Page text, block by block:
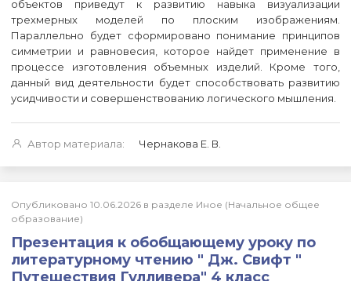
объектов приведут к развитию навыка визуализации
трехмерных моделей по плоским изображениям.
Параллельно будет сформировано понимание принципов
симметрии и равновесия, которое найдет применение в
процессе изготовления объемных изделий. Кроме того,
данный вид деятельности будет способствовать развитию
усидчивости и совершенствованию логического мышления.
Автор материала: Чернакова Е. В.
Опубликовано 10.06.2026 в разделе Иное (Начальное общее
образование)
Презентация к обобщающему уроку по
литературному чтению " Дж. Свифт "
Путешествия Гулливера" 4 класс